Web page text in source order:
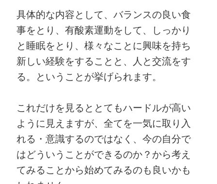
具体的な内容として、バランスの良い食
事をとり、有酸素運動をして、しっかり
と睡眠をとり、様々なことに興味を持ち
新しい経験をすることと、人と交流をす
る。ということが挙げられます。
これだけを見るととてもハードルが高い
ように見えますが、全てを一気に取り入
れる・意識するのではなく、今の自分で
はどういうことができるのか？から考え
てみることから始めてみるのも良いかも